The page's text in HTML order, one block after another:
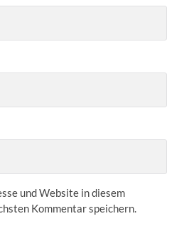
und Website in diesem
Kommentar speichern.